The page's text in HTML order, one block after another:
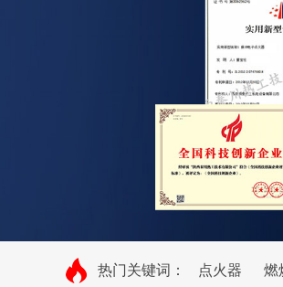
热门关键词： 点火器 燃